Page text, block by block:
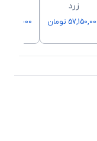
زرد
تومان 57,150,000 تومان